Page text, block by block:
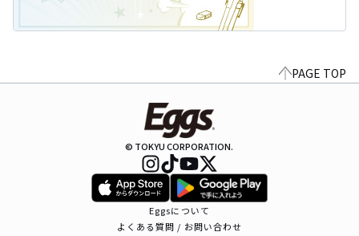
PAGE TOP
© TOKYU CORPORATION.
Eggsについて
よくある質問 / お問い合わせ